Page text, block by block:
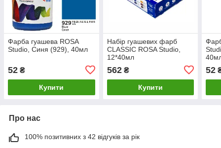
Фарба гуашева ROSA
Studio, Синя (929), 40мл
52 ₴
Купити
Набір гуашевих фарб
CLASSIC ROSA Studio,
12*40мл
562₴
Купити
52
Про нас
100% позитивних з 42 відгуків за рік